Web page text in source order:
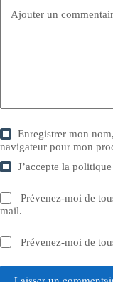
Ajouter un
Enregistrer mon
navigateur pour mon
J’accepte la
Prévenez-moi de
mail.
Prévenez-moi de